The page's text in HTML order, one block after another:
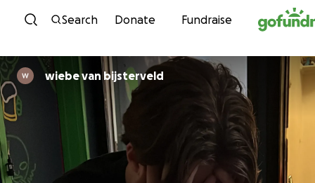
Skip to content
Search Donate Fundraise
wiebe van bijsterveld